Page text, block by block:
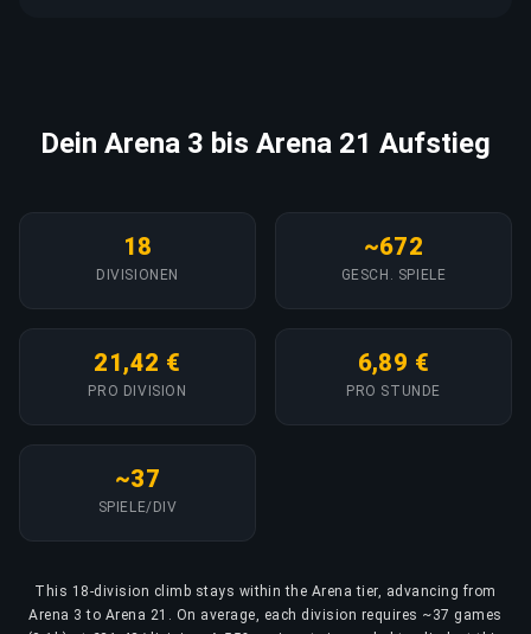
Dein Arena 3 bis Arena 21 Aufstieg
18
DIVISIONEN
~672
GESCH. SPIELE
21,42 €
PRO DIVISION
6,89 €
PRO STUNDE
~37
SPIELE/DIV
This 18-division climb stays within the Arena tier, advancing from
Arena 3 to Arena 21. On average, each division requires ~37 games